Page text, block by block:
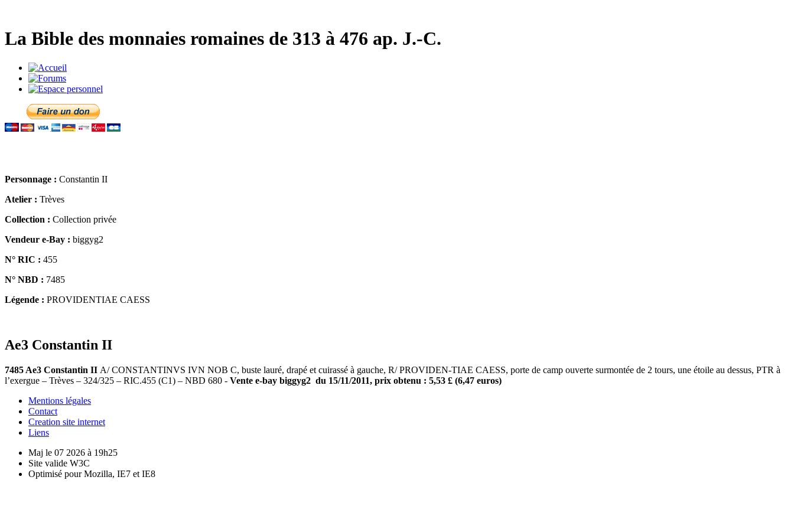
La Bible des monnaies romaines de 313 à 476 ap. J.-C.
Personnage : Constantin II
Atelier : Trèves
Collection : Collection privée
Vendeur e-Bay : biggyg2
N° RIC : 455
N° NBD : 7485
Légende : PROVIDENTIAE CAESS
Ae3 Constantin II
7485 Ae3 Constantin II A/ CONSTANTINVS IVN NOB C, buste lauré, drapé et cuirassé à gauche, R/ PROVIDEN-TIAE CAESS, porte de camp ouverte surmontée de 2 tours, une étoile au dessus, PTR à
l’exergue – Trèves – 324/325 – RIC.455 (C1) – NBD 680 - Vente e-bay biggyg2 du 15/11/2011, prix obtenu : 5,53 £ (6,47 euros)
Mentions légales
Contact
Creation site internet
Liens
Maj le 07 2026 à 19h25
Site valide W3C
Optimisé pour Mozilla, IE7 et IE8